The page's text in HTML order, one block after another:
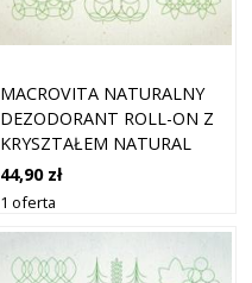
MACROVITA NATURALNY
DEZODORANT ROLL-ON Z
KRYSZTAŁEM NATURAL
50ML
44,90 zł
1 oferta